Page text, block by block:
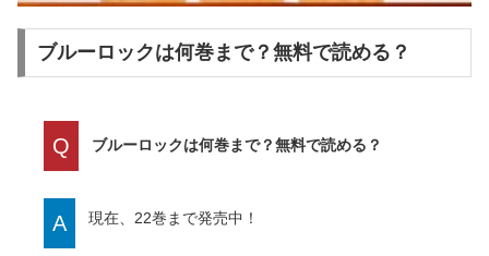
ブルーロックは何巻まで？無料で読める？
Q ブルーロックは何巻まで？無料で読める？
A 現在、22巻まで発売中！